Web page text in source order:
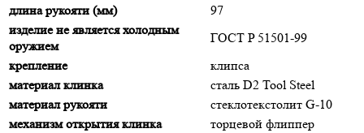
длина рукояти (мм)
97
изделие не является холодным
оружием
ГОСТ P 51501-99
крепление
клипса
материал клинка
сталь D2 Tool Steel
материал рукояти
стеклотекстолит G-10
механизм открытия клинка
торцевой флиппер